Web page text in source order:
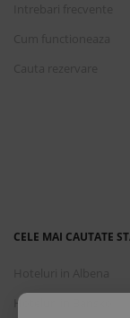
CELE MAI CAUTATE
Hoteluri in Bansko